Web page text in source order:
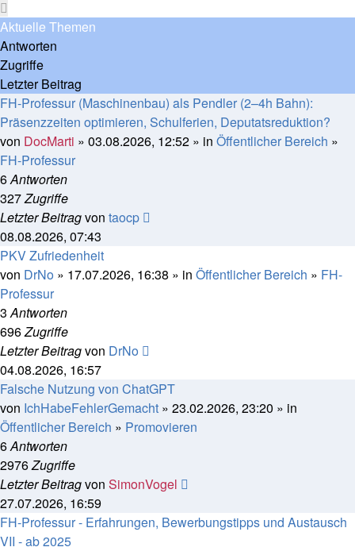
Aktuelle Themen
Antworten
Zugriffe
Letzter Beitrag
FH-Professur (Maschinenbau) als Pendler (2–4h Bahn):
Präsenzzeiten optimieren, Schulferien, Deputatsreduktion?
von DocMarti » 03.08.2026, 12:52 » in Öffentlicher Bereich »
FH-Professur
6Antworten
327Zugriffe
Letzter Beitragvon taocp
08.08.2026, 07:43
PKV Zufriedenheit
von DrNo » 17.07.2026, 16:38 » in Öffentlicher Bereich » FH-
Professur
3Antworten
696Zugriffe
Letzter Beitragvon DrNo
04.08.2026, 16:57
Falsche Nutzung von ChatGPT
von IchHabeFehlerGemacht » 23.02.2026, 23:20 » in
Öffentlicher Bereich » Promovieren
6Antworten
2976Zugriffe
Letzter Beitragvon SimonVogel
27.07.2026, 16:59
FH-Professur - Erfahrungen, Bewerbungstipps und Austausch
VII - ab 2025